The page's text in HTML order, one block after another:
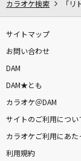
カラオケ検索 「リ
サイトマップ
お問い合わせ
DAM
DAM★とも
カラオケ＠DAM
サイトのご利用につい
カラオケご利用にあた
利用規約